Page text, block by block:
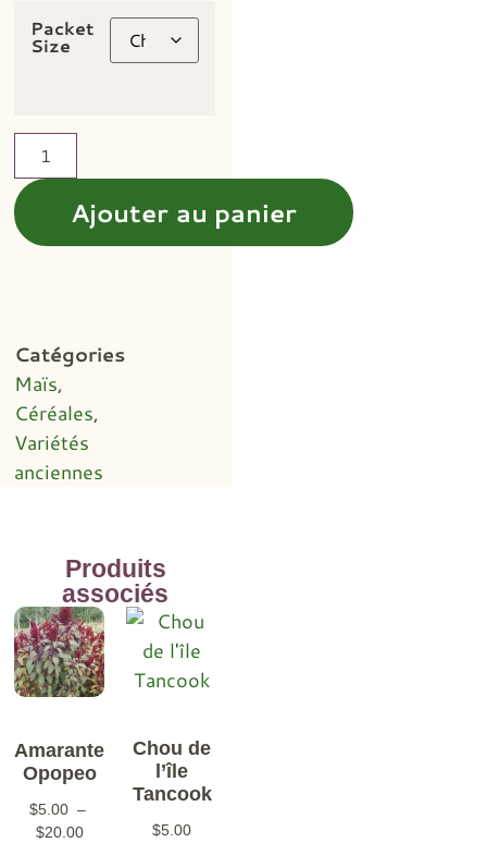
Packet
Size
Ajouter au panier
Catégories
Maïs,
Céréales,
Variétés
anciennes
Produits
associés
Amarante
Opopeo
$5.00 –
$20.00
Chou de
l’île
Tancook
$5.00